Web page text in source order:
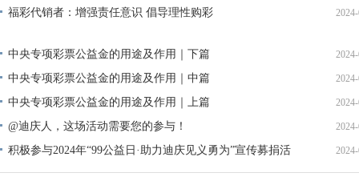
福彩代销者：增强责任意识 倡导理性购彩
中央专项彩票公益金的用途及作用｜下篇
中央专项彩票公益金的用途及作用｜中篇
中央专项彩票公益金的用途及作用｜上篇
@迪庆人，这场活动需要您的参与！
积极参与2024年“99公益日·助力迪庆见义勇为”宣传募捐活
动倡议书